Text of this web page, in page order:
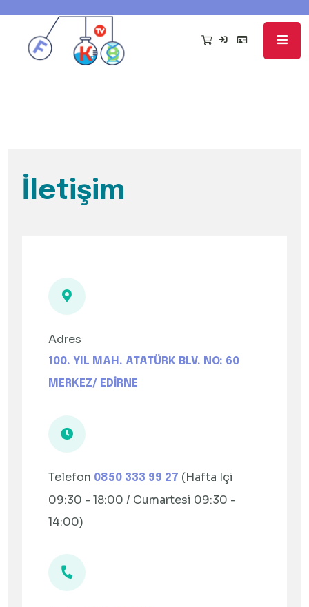
İletişim
Adres
100. YIL MAH. ATATÜRK BLV. NO: 60
MERKEZ/ EDİRNE
Telefon 0850 333 99 27 (Hafta Içi
09:30 - 18:00 / Cumartesi 09:30 -
14:00)